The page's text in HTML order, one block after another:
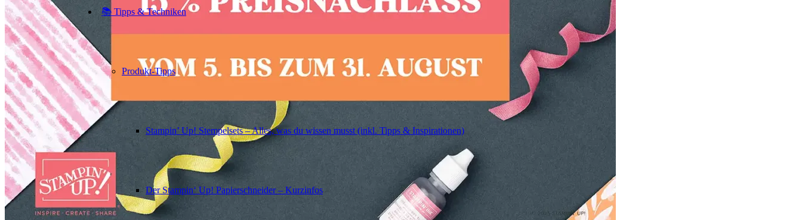
📚 Tipps & Techniken
Produkt-Tipps
Stampin’ Up! Stempelsets – Alles, was du wissen musst (inkl. Tipps & Inspirationen)
Der Stampin‘ Up! Papierschneider – Kurzinfos